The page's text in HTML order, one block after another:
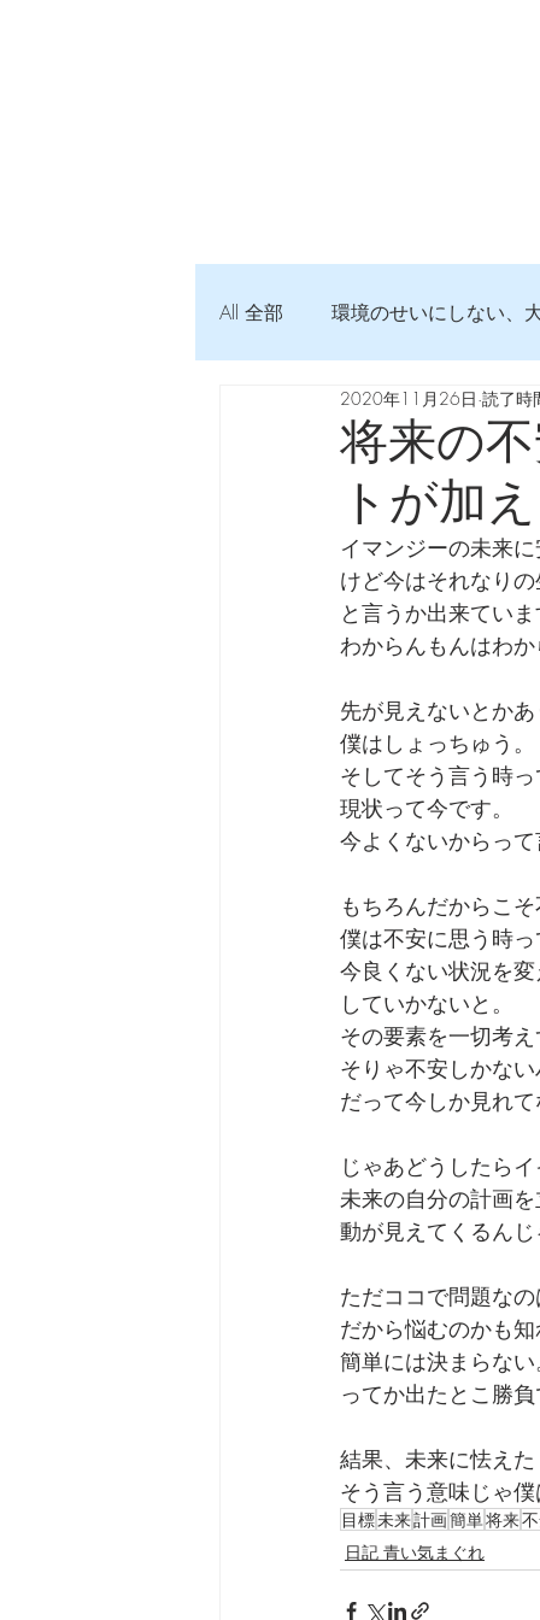
All 全部 環境のせいにしない、
弦交換の記録 DTM 始め
Imanjy Studio 使われているモノ
劇団 Avan 劇伴が出来るまで
将来の
トが加
2020年11月26日 読了時
イマンジーの未来
けど今はそれなり
と言うか出来てい
わからんもんはわ
先が見えないとか
僕はしょっちゅう。
そしてそう言う時
現状って今です。
今よくないからっ
もちろんだからこ
僕は不安に思う時
今良くない状況を
していかないと。
その要素を一切考
そりゃ不安しかな
だって今しか見れ
じゃあどうしたら
未来の自分の計画
動が見えてくるん
ただココで問題な
だから悩むのかも
簡単には決まらな
ってか出たとこ勝
結果、未来に怯え
そう言う意味じゃ
目標未来計画簡単将来
日記 青い気まぐれ